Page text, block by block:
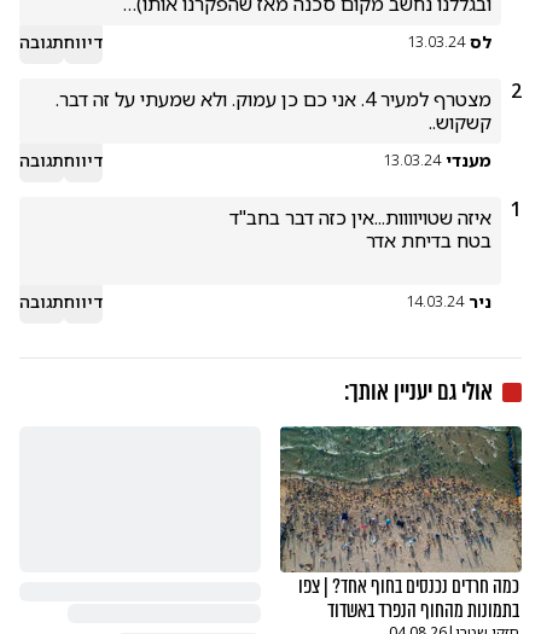
לס 13.03.24 דיווחתגובה
2
קשקוש..
מענדי 13.03.24 דיווחתגובה
1
ניר 14.03.24 דיווחתגובה
אולי גם יעניין אותך:
כמה חרדים נכנסים בחוף אחד? | צפו
בתמונות מהחוף הנפרד באשדוד